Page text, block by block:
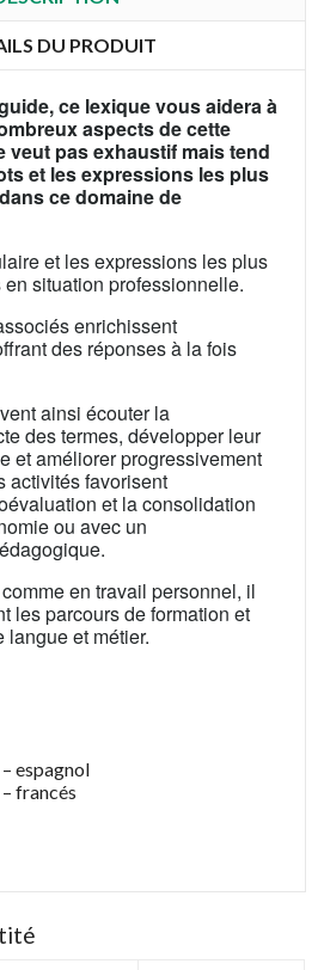
DU PRODUIT
ce lexique vous aidera à
aspects de cette
veut pas exhaustif mais tend
et les expressions les plus
ce domaine de
et les expressions les plus
situation professionnelle.
enrichissent
des réponses à la fois
ainsi écouter la
des termes, développer leur
et améliorer progressivement
activités favorisent
et la consolidation
ou avec un
en travail personnel, il
les parcours de formation et
langue et métier.
espagnol
francés